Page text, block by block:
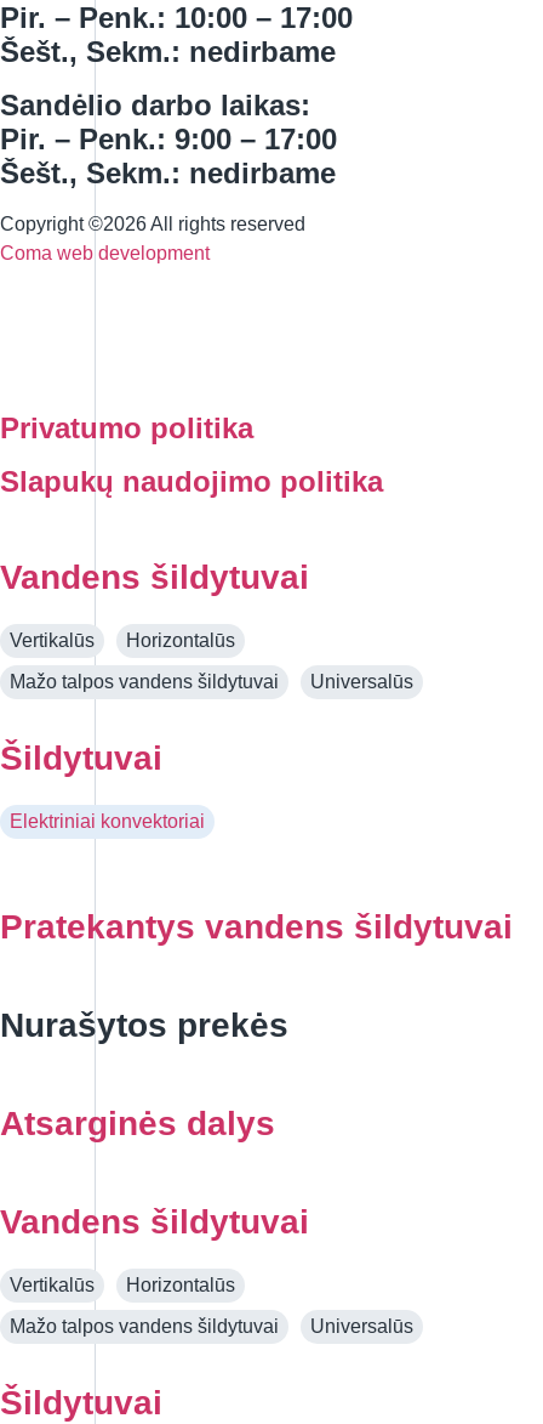
Pir. – Penk.: 10:00 – 17:00
Šešt., Sekm.: nedirbame
Sandėlio darbo laikas:
Pir. – Penk.: 9:00 – 17:00
Šešt., Sekm.: nedirbame
Copyright ©2026 All rights reserved
Coma web development
Privatumo politika
Slapukų naudojimo politika
Vandens šildytuvai
Vertikalūs
Horizontalūs
Mažo talpos vandens šildytuvai
Universalūs
Šildytuvai
Elektriniai konvektoriai
Pratekantys vandens šildytuvai
Nurašytos prekės
Atsarginės dalys
Vandens šildytuvai
Vertikalūs
Horizontalūs
Mažo talpos vandens šildytuvai
Universalūs
Šildytuvai